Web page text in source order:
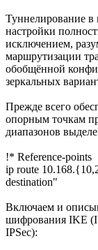
Туннелирование в
настройки
исключением,
маршрутизации
обобщённой
зеркальных
Прежде всего
опорным точкам
диапазонов
!* Reference-points
ip route
destination"
Включаем и
шифрования IKE
IPSec):